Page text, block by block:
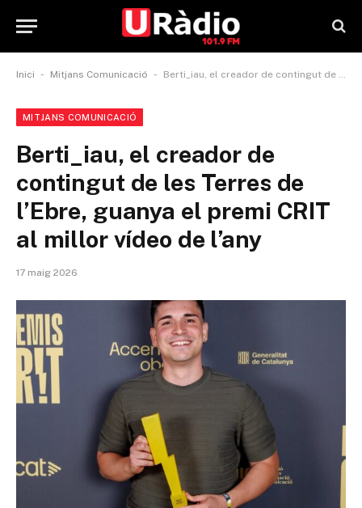
Inici - Mitjans Comunicació - Berti_iau, el creador de contingut de les Terres de l’Ebre, guanya el premi CRIT al millor vídeo de l’any
MITJANS COMUNICACIÓ
Berti_iau, el creador de
contingut de les Terres de
l’Ebre, guanya el premi CRIT
al millor vídeo de l’any
17 maig 2026